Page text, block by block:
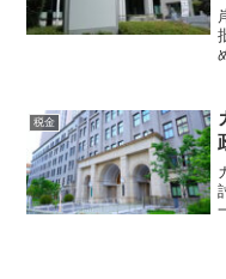
税金